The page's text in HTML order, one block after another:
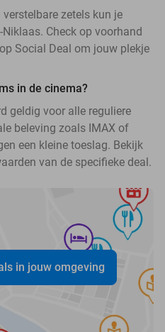
zetels kun je
Check op voorhand
Social Deal om jouw plekje
in de cinema?
geldig voor alle reguliere
beleving zoals IMAX of
een kleine toeslag. Bekijk
van de specifieke deal.
in jouw omgeving